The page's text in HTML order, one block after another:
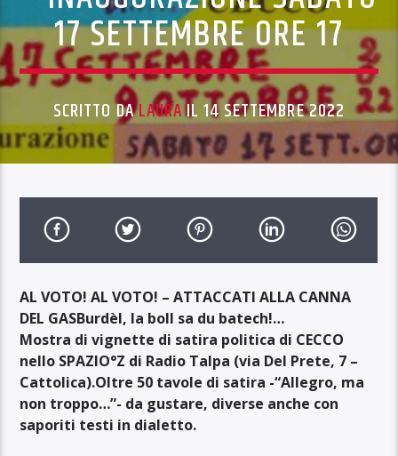
17 SETTEMBRE ORE 17
SCRITTO DALAURAIL 14 SETTEMBRE 2022
AL VOTO! AL VOTO! – ATTACCATI ALLA CANNA
DEL GASBurdèl, la boll sa du batech!…
Mostra di vignette di satira politica di CECCO
nello SPAZIO°Z di Radio Talpa (via Del Prete, 7 –
Cattolica).Oltre 50 tavole di satira -“Allegro, ma
non troppo…”- da gustare, diverse anche con
saporiti testi in dialetto.